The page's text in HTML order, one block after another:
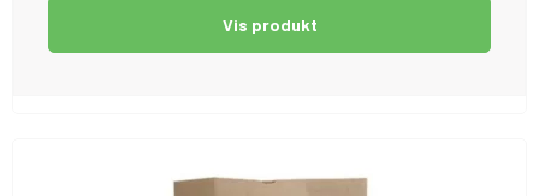
Vis produkt